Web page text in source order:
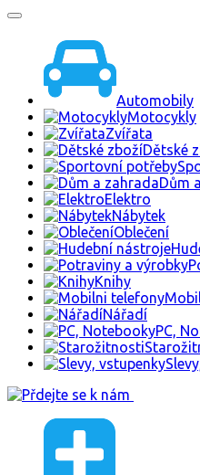
Automobily
Motocykly
Zvířata
Dětské
Dům
Elektro
Nábytek
Oblečení
Knihy
Nářadí
PC,